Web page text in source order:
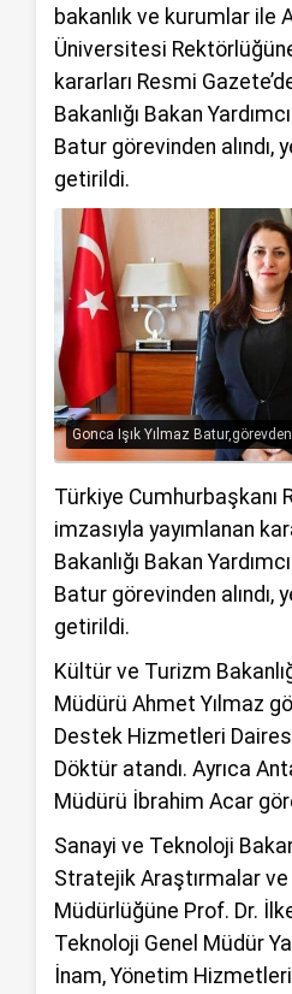
bakanlık ve kurumlar ile
Üniversitesi
kararları Resmi
Bakanlığı Bakan
Batur görevinden
getirildi.
Gonca Işık Yılmaz Batur,görevden
Türkiye Cumhurbaşkanı
imzasıyla yayımlanan
Bakanlığı Bakan
Batur görevinden
getirildi.
Kültür ve Turizm
Müdürü Ahmet Yılmaz
Destek Hizmetleri
Döktür atandı. Ayrıca
Müdürü İbrahim Acar
Sanayi ve Teknoloji
Stratejik Araştırmalar ve
Müdürlüğüne Prof. Dr.
Teknoloji Genel Müdür
İnam, Yönetim